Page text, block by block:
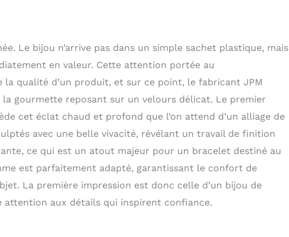
Le bijou n’arrive pas dans un simple sachet plastique, mais
en valeur. Cette attention portée au
qualité d’un produit, et sur ce point, le fabricant JPM
gourmette reposant sur un velours délicat. Le premier
cet éclat chaud et profond que l’on attend d’un alliage de
avec une belle vivacité, révélant un travail de finition
ce qui est un atout majeur pour un bracelet destiné au
est parfaitement adapté, garantissant le confort de
La première impression est donc celle d’un bijou de
attention aux détails qui inspirent confiance.